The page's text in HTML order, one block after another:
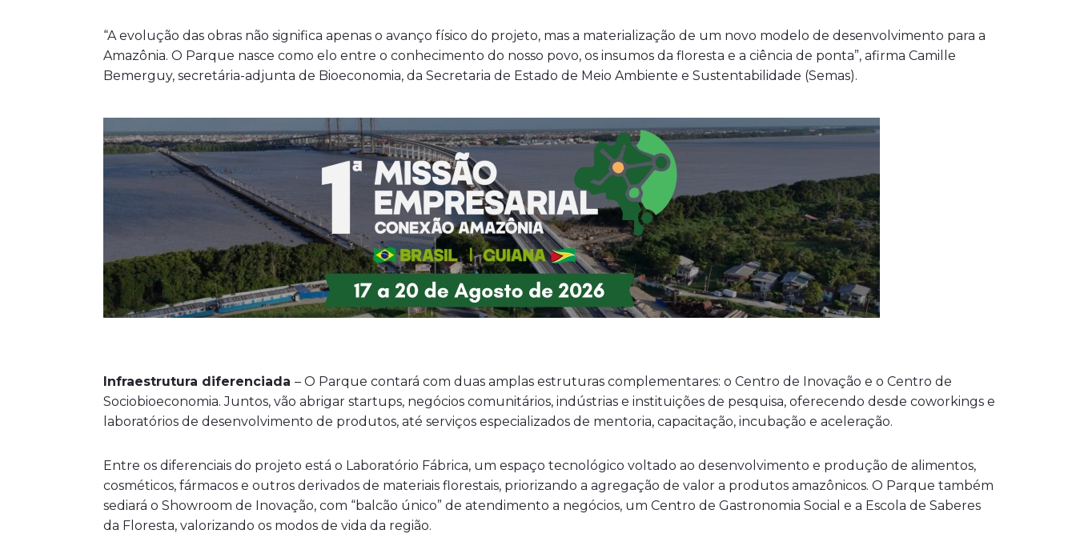
“A evolução das obras não significa apenas o avanço físico do projeto, mas a materialização de um novo modelo de desenvolvimento para a
Amazônia. O Parque nasce como elo entre o conhecimento do nosso povo, os insumos da floresta e a ciência de ponta”, afirma Camille
Bemerguy, secretária-adjunta de Bioeconomia, da Secretaria de Estado de Meio Ambiente e Sustentabilidade (Semas).
Infraestrutura diferenciada – O Parque contará com duas amplas estruturas complementares: o Centro de Inovação e o Centro de
Sociobioeconomia. Juntos, vão abrigar startups, negócios comunitários, indústrias e instituições de pesquisa, oferecendo desde coworkings e
laboratórios de desenvolvimento de produtos, até serviços especializados de mentoria, capacitação, incubação e aceleração.
Entre os diferenciais do projeto está o Laboratório Fábrica, um espaço tecnológico voltado ao desenvolvimento e produção de alimentos,
cosméticos, fármacos e outros derivados de materiais florestais, priorizando a agregação de valor a produtos amazônicos. O Parque também
sediará o Showroom de Inovação, com “balcão único” de atendimento a negócios, um Centro de Gastronomia Social e a Escola de Saberes
da Floresta, valorizando os modos de vida da região.